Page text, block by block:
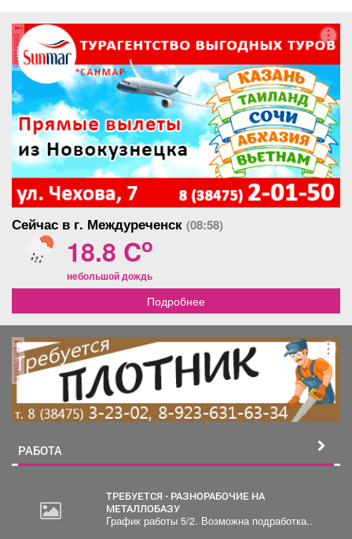
реклама
Сейчас в г. Междуреченск (08:58)
18.8 Co
небольшой дождь
Подробнее
реклама
РАБОТА
ТРЕБУЕТСЯ - РАЗНОРАБОЧИЕ НА
МЕТАЛЛОБАЗУ
График работы 5/2. Возможна подработка..